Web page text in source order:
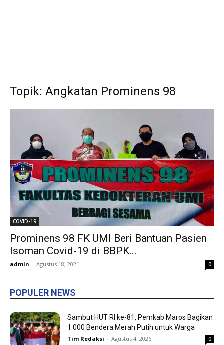
Topik: Angkatan Prominens 98
COVID-19
Prominens 98 FK UMI Beri Bantuan Pasien
Isoman Covid-19 di BBPK...
admin - Agustus 18, 2021 0
POPULER NEWS
Sambut HUT RI ke-81, Pemkab Maros Bagikan
1.000 Bendera Merah Putih untuk Warga
Tim Redaksi - Agustus 4, 2026 0